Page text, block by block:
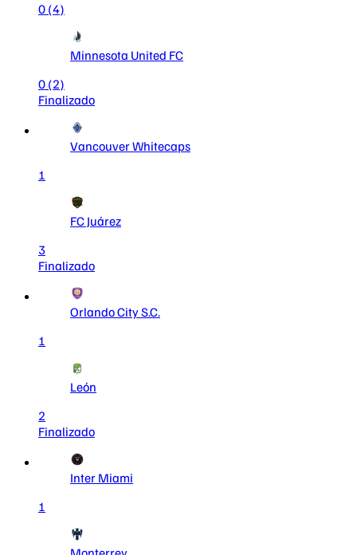
0 (4)
Minnesota United FC
0 (2)
Finalizado
Vancouver Whitecaps
1
FC Juárez
3
Finalizado
Orlando City S.C.
1
León
2
Finalizado
Inter Miami
1